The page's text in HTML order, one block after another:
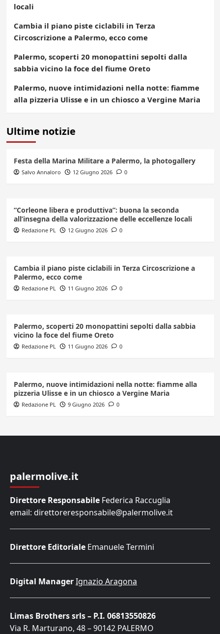
locali
Cambia il piano piste ciclabili in Terza
Circoscrizione a Palermo, ecco come
Palermo, scoperti 20 monopattini sepolti dalla
sabbia vicino la foce del fiume Oreto
Palermo, nuove intimidazioni nella notte: fiamme
alla pizzeria Ulisse e in un chiosco a Vergine Maria
Ultime notizie
Festa della Marina Militare a Palermo, la photogallery
Salvo Annaloro 12 Giugno 2026 0
“Corleone libera e produttiva”: buona la seconda
all’insegna della valorizzazione delle eccellenze locali
Redazione PL 12 Giugno 2026 0
Cambia il piano piste ciclabili in Terza Circoscrizione a
Palermo, ecco come
Redazione PL 11 Giugno 2026 0
Palermo, scoperti 20 monopattini sepolti dalla sabbia
vicino la foce del fiume Oreto
Redazione PL 11 Giugno 2026 0
Palermo, nuove intimidazioni nella notte: fiamme alla
pizzeria Ulisse e in un chiosco a Vergine Maria
Redazione PL 9 Giugno 2026 0
palermolive.it
Direttore Responsabile Federica Raccuglia
email: direttoreresponsabile@palermolive.it
Direttore Editoriale Emanuele Termini
Digital ManagerIgnazio Aragona
Limas Brothers srls – P.I. 06813550826
Via R. Marturano, 48 – 90142 PALERMO